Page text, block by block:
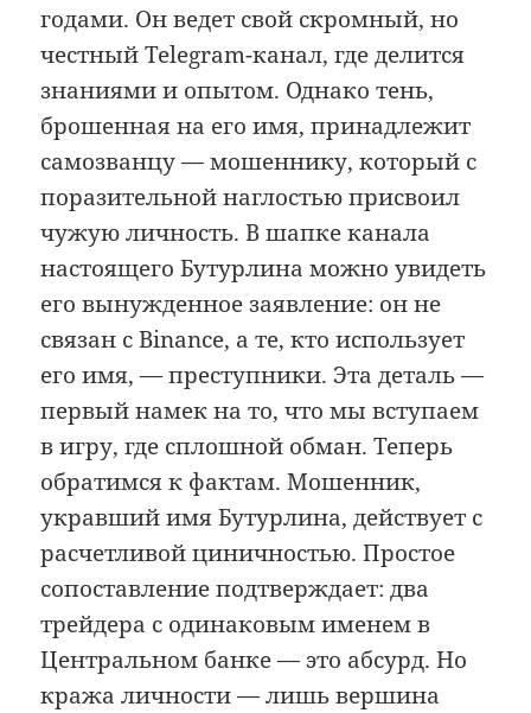
годами. Он ведет свой скромный, но
честный Telegram-канал, где делится
знаниями и опытом. Однако тень,
брошенная на его имя, принадлежит
самозванцу — мошеннику, который с
поразительной наглостью присвоил
чужую личность. В шапке канала
настоящего Бутурлина можно увидеть
его вынужденное заявление: он не
связан с Binance, а те, кто использует
его имя, — преступники. Эта деталь —
первый намек на то, что мы вступаем
в игру, где сплошной обман. Теперь
обратимся к фактам. Мошенник,
укравший имя Бутурлина, действует с
расчетливой циничностью. Простое
сопоставление подтверждает: два
трейдера с одинаковым именем в
Центральном банке — это абсурд. Но
кража личности — лишь вершина